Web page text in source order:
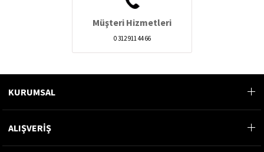
Müşteri Hizmetleri
0 312 911 44 66
KURUMSAL
ALIŞVERİŞ